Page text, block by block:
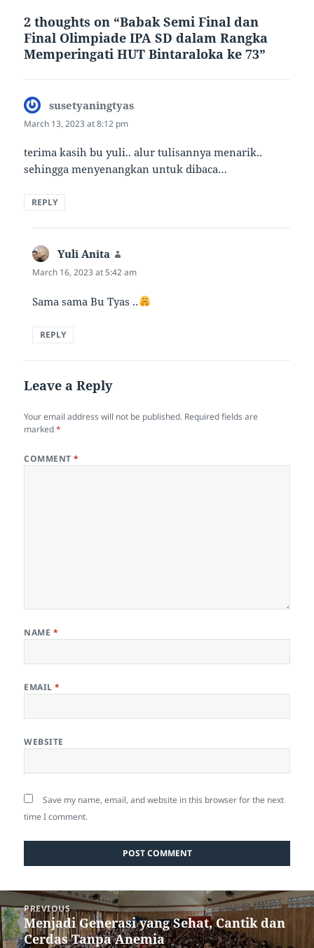
2 thoughts on “Babak Semi Final dan
Final Olimpiade IPA SD dalam Rangka
Memperingati HUT Bintaraloka ke 73”
susetyaningtyas
March 13, 2023 at 8:12 pm
terima kasih bu yuli.. alur tulisannya menarik..
sehingga menyenangkan untuk dibaca…
REPLY
Yuli Anita
March 16, 2023 at 5:42 am
Sama sama Bu Tyas ..
REPLY
Leave a Reply
Your email address will not be published. Required fields are
marked*
COMMENT*
NAME *
EMAIL*
WEBSITE
Save my name, email, and website in this browser for the next
time I comment.
navigation
PREVIOUS
Previous
post:
Menjadi Generasi yang Sehat, Cantik dan
Cerdas Tanpa Anemia